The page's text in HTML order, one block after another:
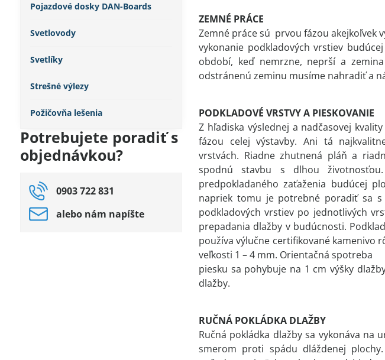
ZEMNÉ PRÁCE
Zemné práce sú prvou fázou
vykonanie podkladových vrstiev
období, keď nemrzne, neprší a
odstránenú zeminu musíme nahradiť a
PODKLADOVÉ VRSTVY A PIESKOVANIE
Z hľadiska výslednej a nadčasovej
fázou celej výstavby. Ani tá
vrstvách. Riadne zhutnená pláň a
spodnú stavbu s dlhou
predpokladaného zaťaženia budúcej
napriek tomu je potrebné poradiť sa s
podkladových vrstiev po jednotlivých
prepadania dlažby v budúcnosti.
používa výlučne certifikované kamenivo
veľkosti 1 – 4 mm. Orientačná spotreba
piesku sa pohybuje na 1 cm výšky
dlažby.
RUČNÁ POKLÁDKA DLAŽBY
Ručná pokládka dlažby sa vykonáva
smerom proti spádu dláždenej
Pojazdové dosky DAN-Boards
Svetlovody
Svetlíky
Strešné výlezy
Požičovňa lešenia
Potrebujete poradiť s
objednávkou?
0903 722 831
alebo nám napíšte